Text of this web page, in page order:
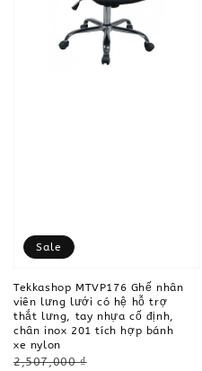
Sale
Tekkashop MTVP176 Ghế nhân
viên lưng lưới có hệ hỗ trợ
thắt lưng, tay nhựa cố định,
chân inox 201 tích hợp bánh
xe nylon
Regular
2,507,000 ₫